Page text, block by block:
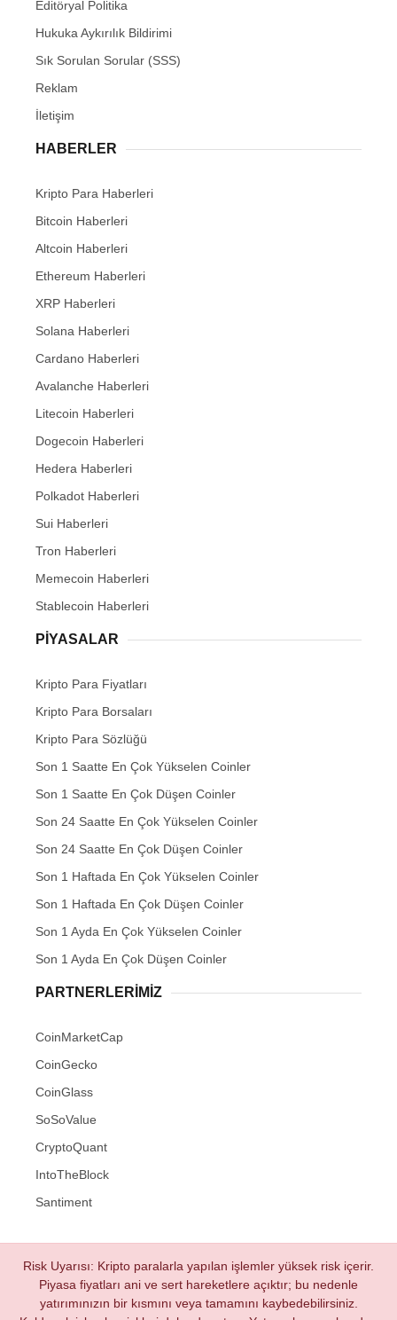
Editöryal Politika
Hukuka Aykırılık Bildirimi
Sık Sorulan Sorular (SSS)
Reklam
İletişim
HABERLER
Kripto Para Haberleri
Bitcoin Haberleri
Altcoin Haberleri
Ethereum Haberleri
XRP Haberleri
Solana Haberleri
Cardano Haberleri
Avalanche Haberleri
Litecoin Haberleri
Dogecoin Haberleri
Hedera Haberleri
Polkadot Haberleri
Sui Haberleri
Tron Haberleri
Memecoin Haberleri
Stablecoin Haberleri
PIYASALAR
Kripto Para Fiyatları
Kripto Para Borsaları
Kripto Para Sözlüğü
Son 1 Saatte En Çok Yükselen Coinler
Son 1 Saatte En Çok Düşen Coinler
Son 24 Saatte En Çok Yükselen Coinler
Son 24 Saatte En Çok Düşen Coinler
Son 1 Haftada En Çok Yükselen Coinler
Son 1 Haftada En Çok Düşen Coinler
Son 1 Ayda En Çok Yükselen Coinler
Son 1 Ayda En Çok Düşen Coinler
PARTNERLERIMIZ
CoinMarketCap
CoinGecko
CoinGlass
SoSoValue
CryptoQuant
IntoTheBlock
Santiment
Risk Uyarısı: Kripto paralarla yapılan işlemler yüksek risk içerir.
Piyasa fiyatları ani ve sert hareketlere açıktır; bu nedenle
yatırımınızın bir kısmını veya tamamını kaybedebilirsiniz.